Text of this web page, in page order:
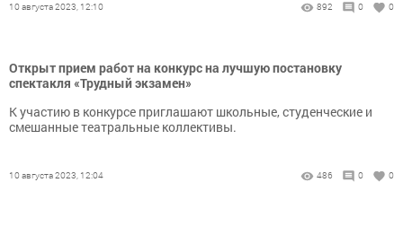
10 августа 2023, 12:10 892 0 0
Открыт прием работ на конкурс на лучшую постановку
спектакля «Трудный экзамен»
К участию в конкурсе приглашают школьные, студенческие и
смешанные театральные коллективы.
10 августа 2023, 12:04 486 0 0